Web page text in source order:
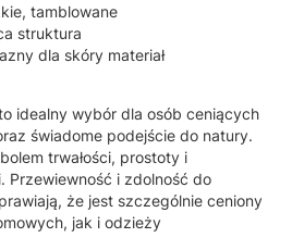
tamblowane
struktura
dla skóry materiał
idealny wybór dla osób ceniących
świadome podejście do natury.
trwałości, prostoty i
Przewiewność i zdolność do
że jest szczególnie ceniony
jak i odzieży